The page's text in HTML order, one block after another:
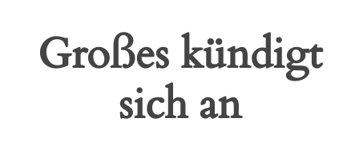
Großes kündigt
sich an